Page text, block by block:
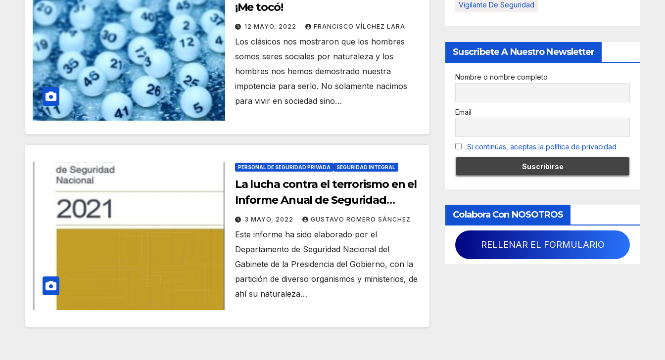
¡Me tocó!
12 MAYO, 2022 FRANCISCO VÍLCHEZ LARA
Los clásicos nos mostraron que los hombres
somos seres sociales por naturaleza y los
hombres nos hemos demostrado nuestra
impotencia para serlo. No solamente nacimos
para vivir en sociedad sino…
PERSONAL DE SEGURIDAD PRIVADA SEGURIDAD INTEGRAL
La lucha contra el terrorismo en el
Informe Anual de Seguridad
Nacional de 2021.
3 MAYO, 2022 GUSTAVO ROMERO SÁNCHEZ
Este informe ha sido elaborado por el
Departamento de Seguridad Nacional del
Gabinete de la Presidencia del Gobierno, con la
partición de diverso organismos y ministerios, de
ahí su naturaleza…
Vigilante De Seguridad
Suscribete A Nuestro Newsletter
Nombre o nombre completo
Email
Si continúas, aceptas la política de privacidad
Colabora Con NOSOTROS
RELLENAR EL FORMULARIO